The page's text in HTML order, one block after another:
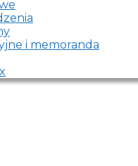
i memoranda